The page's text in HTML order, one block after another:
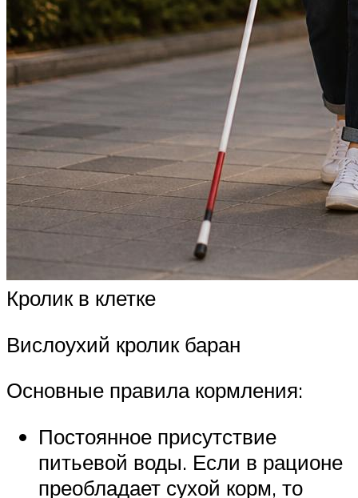
Кролик в клетке
Вислоухий кролик баран
Основные правила кормления:
Постоянное присутствие
питьевой воды. Если в рационе
преобладает сухой корм, то